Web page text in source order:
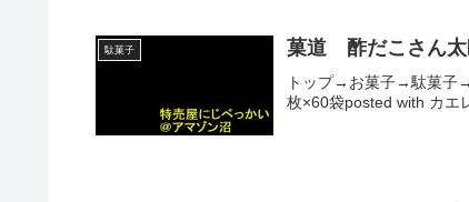
駄菓子 菓道 酢だこさん
トップ→お菓子→駄菓子
枚×60袋posted with カエ